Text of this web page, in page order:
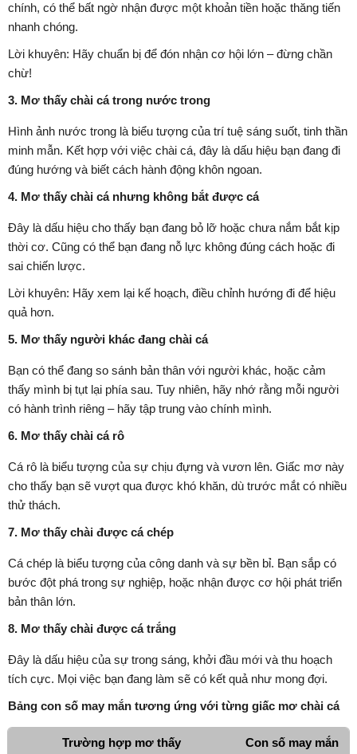
chính, có thể bất ngờ nhận được một khoản tiền hoặc thăng tiến
nhanh chóng.
Lời khuyên: Hãy chuẩn bị để đón nhận cơ hội lớn – đừng chần
chừ!
3. Mơ thấy chài cá trong nước trong
Hình ảnh nước trong là biểu tượng của trí tuệ sáng suốt, tinh thần
minh mẫn. Kết hợp với việc chài cá, đây là dấu hiệu bạn đang đi
đúng hướng và biết cách hành động khôn ngoan.
4. Mơ thấy chài cá nhưng không bắt được cá
Đây là dấu hiệu cho thấy bạn đang bỏ lỡ hoặc chưa nắm bắt kịp
thời cơ. Cũng có thể bạn đang nỗ lực không đúng cách hoặc đi
sai chiến lược.
Lời khuyên: Hãy xem lại kế hoạch, điều chỉnh hướng đi để hiệu
quả hơn.
5. Mơ thấy người khác đang chài cá
Bạn có thể đang so sánh bản thân với người khác, hoặc cảm
thấy mình bị tụt lại phía sau. Tuy nhiên, hãy nhớ rằng mỗi người
có hành trình riêng – hãy tập trung vào chính mình.
6. Mơ thấy chài cá rô
Cá rô là biểu tượng của sự chịu đựng và vươn lên. Giấc mơ này
cho thấy bạn sẽ vượt qua được khó khăn, dù trước mắt có nhiều
thử thách.
7. Mơ thấy chài được cá chép
Cá chép là biểu tượng của công danh và sự bền bỉ. Bạn sắp có
bước đột phá trong sự nghiệp, hoặc nhận được cơ hội phát triển
bản thân lớn.
8. Mơ thấy chài được cá trắng
Đây là dấu hiệu của sự trong sáng, khởi đầu mới và thu hoạch
tích cực. Mọi việc bạn đang làm sẽ có kết quả như mong đợi.
Bảng con số may mắn tương ứng với từng giấc mơ chài cá
Trường hợp mơ thấy Con số may mắn